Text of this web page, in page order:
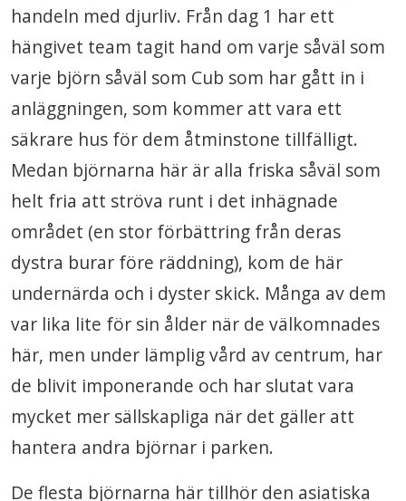
handeln med djurliv. Från dag 1 har ett
hängivet team tagit hand om varje såväl som
varje björn såväl som Cub som har gått in i
anläggningen, som kommer att vara ett
säkrare hus för dem åtminstone tillfälligt.
Medan björnarna här är alla friska såväl som
helt fria att ströva runt i det inhägnade
området (en stor förbättring från deras
dystra burar före räddning), kom de här
undernärda och i dyster skick. Många av dem
var lika lite för sin ålder när de välkomnades
här, men under lämplig vård av centrum, har
de blivit imponerande och har slutat vara
mycket mer sällskapliga när det gäller att
hantera andra björnar i parken.
De flesta björnarna här tillhör den asiatiska